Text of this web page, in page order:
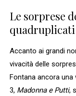
Le sorprese
quadruplicati
Accanto ai grandi
vivacità delle
Fontana ancora
3, Madonna e Putti,